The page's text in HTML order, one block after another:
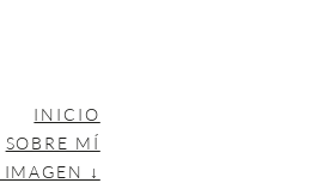
INICIO
SOBRE MÍ
IMAGEN ↓